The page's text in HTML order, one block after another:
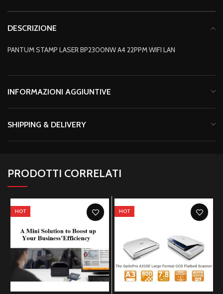
DESCRIZIONE
PANTUM STAMP LASER BP2300NW A4 22PPM WIFI LAN
INFORMAZIONI AGGIUNTIVE
SHIPPING & DELIVERY
PRODOTTI CORRELATI
HOT HOT